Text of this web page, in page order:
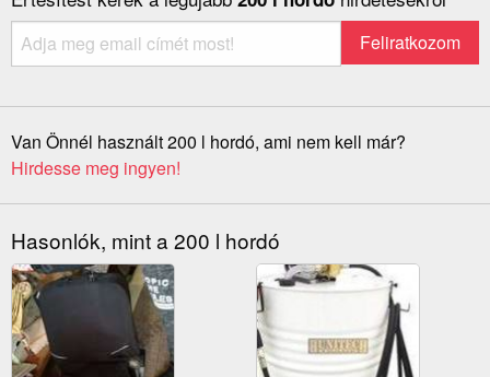
Van Önnél használt 200 l hordó, ami nem kell már?
Hirdesse meg ingyen!
Hasonlók, mint a 200 l hordó